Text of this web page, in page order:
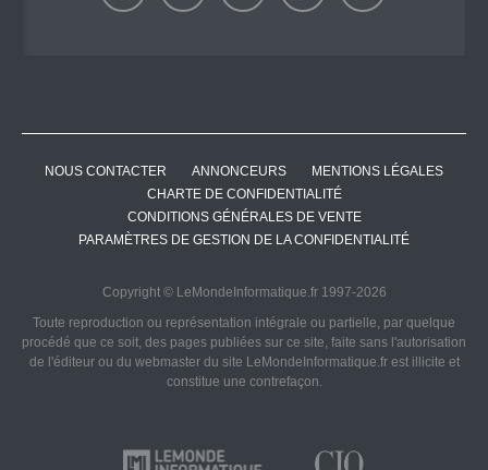
NOUS CONTACTER ANNONCEURS
MENTIONS LÉGALES
CHARTE DE CONFIDENTIALITÉ
CONDITIONS GÉNÉRALES DE VENTE
PARAMÈTRES DE GESTION DE LA CONFIDENTIALITÉ
Copyright © LeMondeInformatique.fr 1997-2026
Toute reproduction ou représentation intégrale ou partielle, par quelque
procédé que ce soit, des pages publiées sur ce site, faite sans l'autorisation
de l'éditeur ou du webmaster du site LeMondeInformatique.fr est illicite et
constitue une contrefaçon.